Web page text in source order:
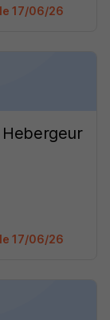
17/06/26
17/06/26